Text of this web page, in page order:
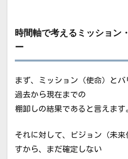
時間軸で考えるミッション
ー
まず、ミッション（使命）とバ
過去から現在までの
棚卸しの結果であると言えます
それに対して、ビジョン（未
すから、まだ確定しない